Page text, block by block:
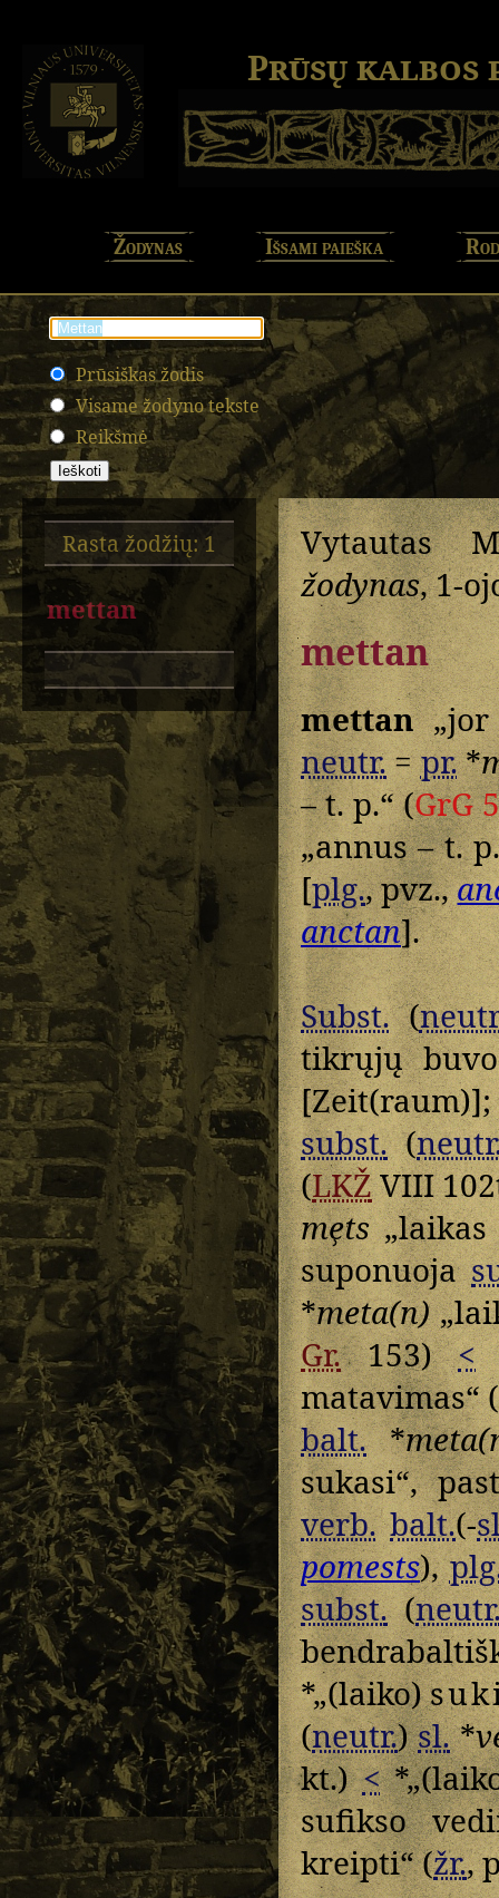
Prūsų kalbos
Žodynas Išsami paieška
Prūsiškas žodis
Visame žodyno tekste
Reikšmė
Rasta žodžių: 1
mettan
Vytautas
žodynas, 1-
mettan
mettan„jor
neutr.=pr.*
– t. p.“ (GrG
„annus – t.
[plg., pvz.,
anctan].
Subst.(
tikrųjų
subst.(
(LKŽVIII
me̹ts„laikas
suponuoja
*meta(n)
Gr.153)<
matavimas“
balt.*
sukasi“,
verb. balt.(-
pomests),
subst.(
*„(laiko)
(neutr.)sl.*
kt.)<
sufikso
kreipti“ (žr.,